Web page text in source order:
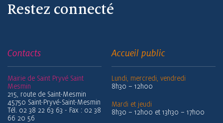
Restez connecté
Contacts
Mairie de Saint Pryvé Saint
Mesmin
215, route de Saint-Mesmin
45750 Saint-Pryvé-Saint-Mesmin
Tél. 02 38 22 63 63 - Fax : 02 38
66 20 56
Accueil public
Lundi, mercredi, vendredi
8h30 – 12h00
Mardi et jeudi
8h30 – 12h00 et 13h30 – 17h00